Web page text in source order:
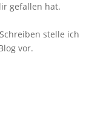
gefallen hat.
stelle ich
vor.